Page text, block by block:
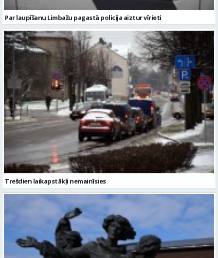
Trešdien laikapstākļi nemainīsies